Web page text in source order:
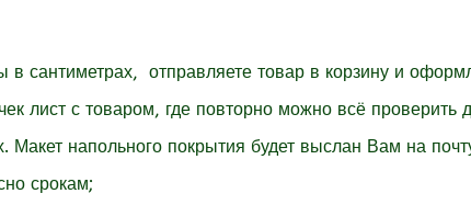
в сантиметрах, отправляете товар в корзину и
лист с товаром, где повторно можно всё проверить
напольного покрытия будет выслан Вам на
срокам;